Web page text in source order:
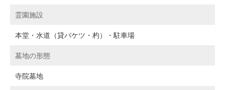
霊園施設
本堂・水道（貸バケツ・杓）・駐車場
墓地の形態
寺院墓地